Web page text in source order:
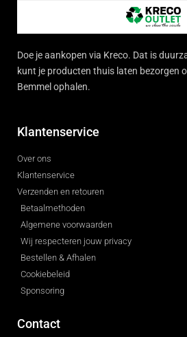
Doe je aankopen via Kreco. Dat is
kunt je producten thuis laten bezorgen
Bemmel ophalen.
Klantenservice
Over ons
Klantenservice
Verzenden en retouren
Betaalmethoden
Algemene voorwaarden
Wij respecteren jouw privacy
Bestellen & Afhalen
Cookiebeleid
Sponsoring
Contact